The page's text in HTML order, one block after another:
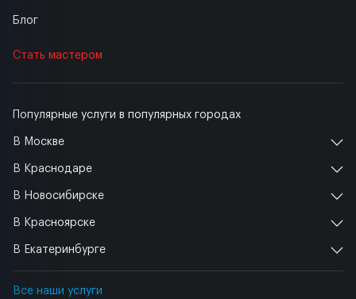
Популярные услуги в популярных городах
В Москве
В Краснодаре
В Новосибирске
В Красноярске
В Екатеринбурге
Все наши услуги
Блог
Стать мастером